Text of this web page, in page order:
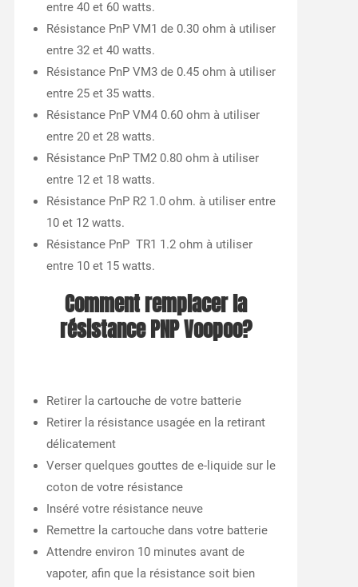
entre 40 et 60 watts.
Résistance PnP VM1 de 0.30 ohm à utiliser
entre 32 et 40 watts.
Résistance PnP VM3 de 0.45 ohm à utiliser
entre 25 et 35 watts.
Résistance PnP VM4 0.60 ohm à utiliser
entre 20 et 28 watts.
Résistance PnP TM2 0.80 ohm à utiliser
entre 12 et 18 watts.
Résistance PnP R2 1.0 ohm. à utiliser entre
10 et 12 watts.
Résistance PnP TR1 1.2 ohm à utiliser
entre 10 et 15 watts.
Comment remplacer la
résistance PNP Voopoo?
Retirer la cartouche de votre batterie
Retirer la résistance usagée en la retirant
délicatement
Verser quelques gouttes de e-liquide sur le
coton de votre résistance
Inséré votre résistance neuve
Remettre la cartouche dans votre batterie
Attendre environ 10 minutes avant de
vapoter, afin que la résistance soit bien